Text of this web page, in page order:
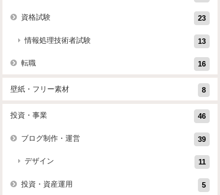
資格試験 23
情報処理技術者試験 13
転職 16
壁紙・フリー素材 8
投資・事業 46
ブログ制作・運営 39
デザイン 11
投資・資産運用 5